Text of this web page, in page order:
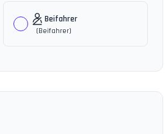
Beifahrer
(Beifahrer)